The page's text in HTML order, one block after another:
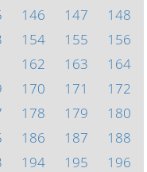
146 147
148
154 155
156
162 163
164
170 171
172
178 179
180
186 187
188
194 195
196